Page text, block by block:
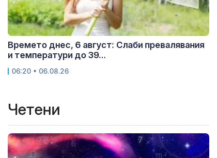
Времето днес, 6 август: Слаби превалявания
и температури до 39...
06:20 • 06.08.26
Четени